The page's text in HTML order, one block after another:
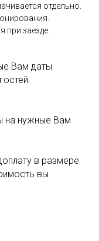
отдельно.
при заезде.
Вам даты
на нужные Вам
в размере
вы